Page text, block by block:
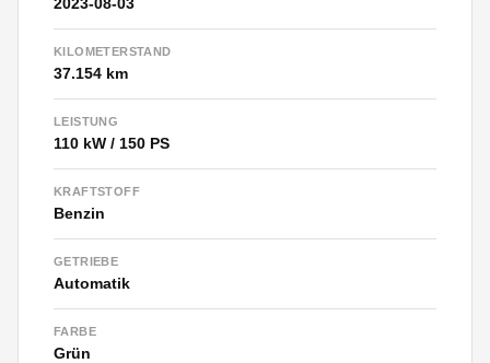
KILOMETERSTAND
37.154 km
LEISTUNG
110 kW / 150 PS
KRAFTSTOFF
Benzin
GETRIEBE
Automatik
FARBE
Grün